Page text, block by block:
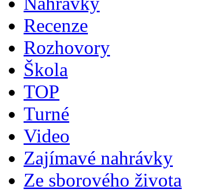
Recenze
Rozhovory
Škola
TOP
Turné
Video
Zajímavé nahrávky
Ze sborového života